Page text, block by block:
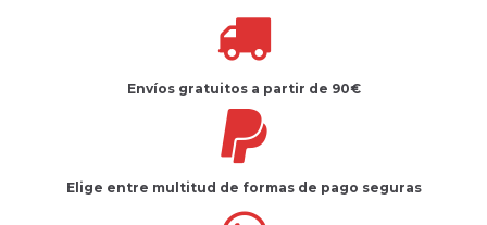
Envíos gratuitos a partir de 90€
Elige entre multitud de formas de pago seguras